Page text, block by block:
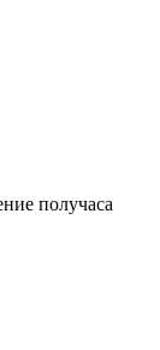
получаса